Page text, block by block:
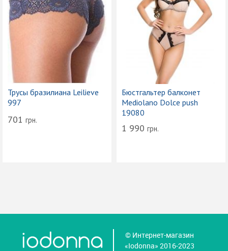
Трусы бразилиана Leilieve
997
701 грн.
Бюстгальтер балконет
Mediolano Dolce push
19080
1 990 грн.
© Интернет-магазин
«Iodonna» 2016-2023